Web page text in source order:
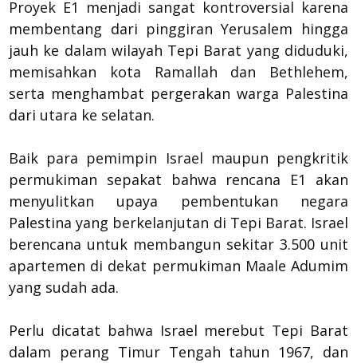
Proyek E1 menjadi sangat kontroversial karena
membentang dari pinggiran Yerusalem hingga
jauh ke dalam wilayah Tepi Barat yang diduduki,
memisahkan kota Ramallah dan Bethlehem,
serta menghambat pergerakan warga Palestina
dari utara ke selatan.
Baik para pemimpin Israel maupun pengkritik
permukiman sepakat bahwa rencana E1 akan
menyulitkan upaya pembentukan negara
Palestina yang berkelanjutan di Tepi Barat. Israel
berencana untuk membangun sekitar 3.500 unit
apartemen di dekat permukiman Maale Adumim
yang sudah ada.
Perlu dicatat bahwa Israel merebut Tepi Barat
dalam perang Timur Tengah tahun 1967, dan